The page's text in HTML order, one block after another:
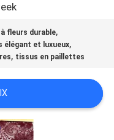
fleurs durable,
élégant et luxueux,
, tissus en paillettes